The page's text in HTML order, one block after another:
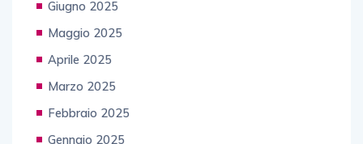
Giugno 2025
Maggio 2025
Aprile 2025
Marzo 2025
Febbraio 2025
Gennaio 2025